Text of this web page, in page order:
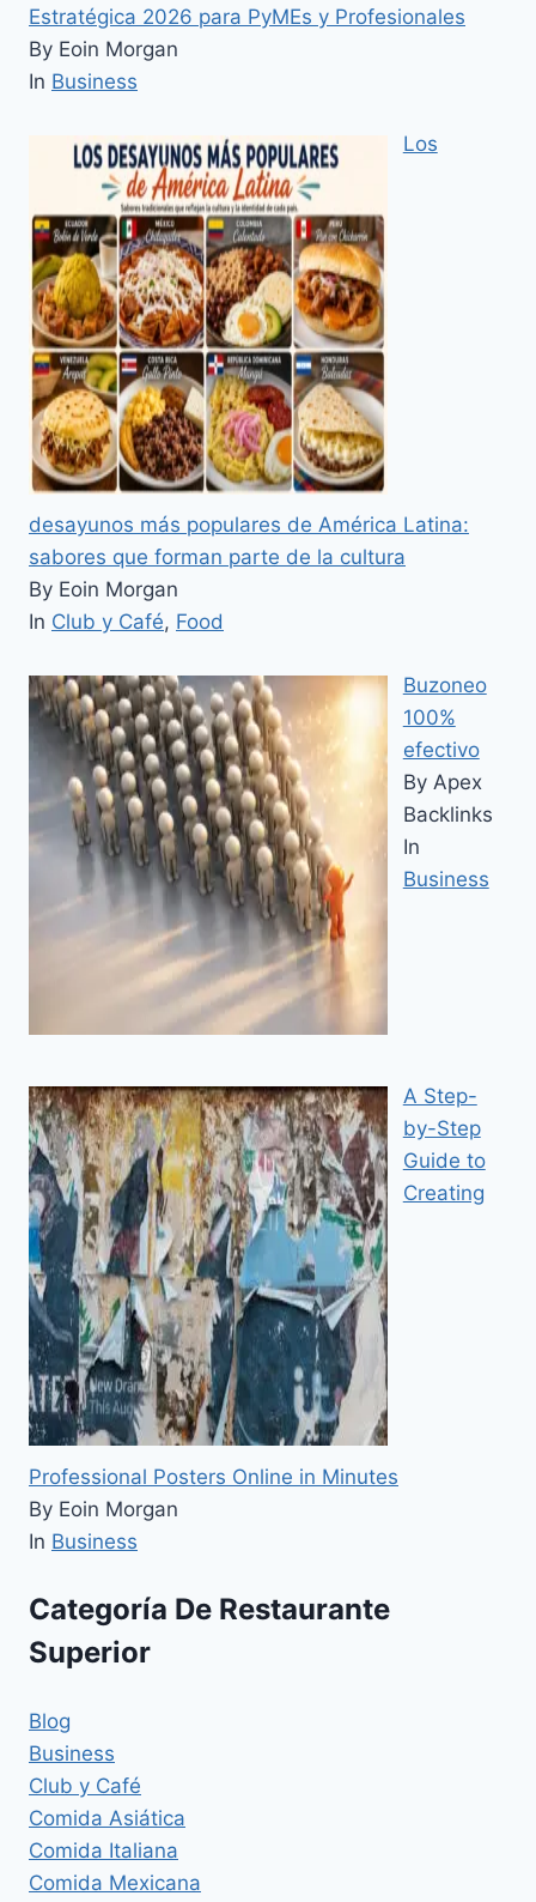
Estratégica 2026 para PyMEs y Profesionales
By Eoin Morgan
In Business
Los
desayunos más populares de América Latina:
sabores que forman parte de la cultura
By Eoin Morgan
In Club y Café, Food
Buzoneo
100%
efectivo
By Apex
Backlinks
In
Business
A Step-
by-Step
Guide to
Creating
Professional Posters Online in Minutes
By Eoin Morgan
In Business
Categoría De Restaurante
Superior
Blog
Business
Club y Café
Comida Asiática
Comida Italiana
Comida Mexicana